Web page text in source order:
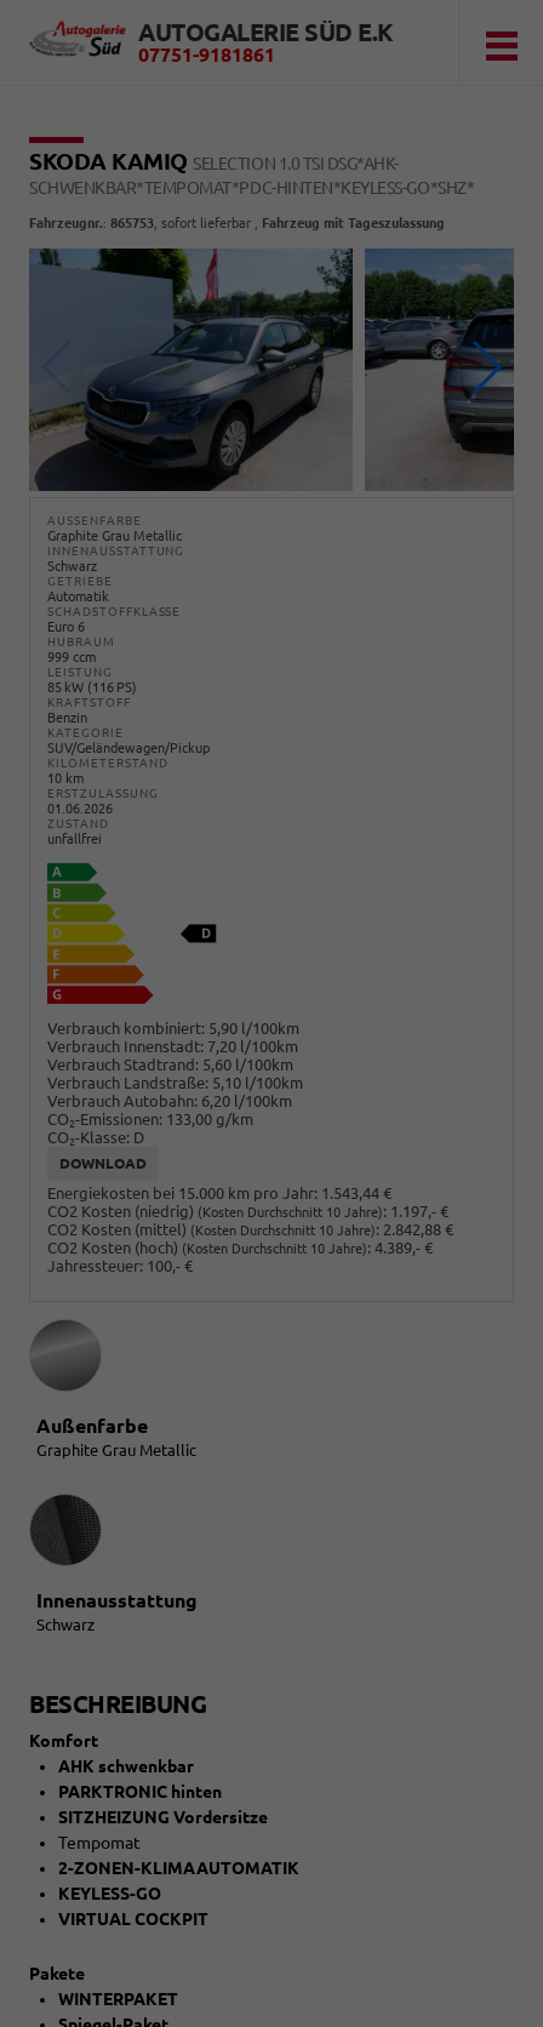
AUTOGALERIE SÜD E.K
07751-9181861
SKODA KAMIQ SELECTION 1.0 TSI DSG*AHK-
SCHWENKBAR*TEMPOMAT*PDC-HINTEN*KEYLESS-GO*SHZ*
Fahrzeugnr.: 865753 sofort lieferbar Fahrzeug mit Tageszulassung
AUSSENFARBE
Graphite Grau Metallic
INNENAUSSTATTUNG
Schwarz
GETRIEBE
Automatik
SCHADSTOFFKLASSE
Euro 6
HUBRAUM
999 ccm
LEISTUNG
85 kW (116 PS)
KRAFTSTOFF
Benzin
KATEGORIE
SUV/Geländewagen/Pickup
KILOMETERSTAND
10 km
ERSTZULASSUNG
01.06.2026
ZUSTAND
unfallfrei
Verbrauch kombiniert: 5,90 l/100km
Verbrauch Innenstadt: 7,20 l/100km
Verbrauch Stadtrand: 5,60 l/100km
Verbrauch Landstraße: 5,10 l/100km
Verbrauch Autobahn: 6,20 l/100km
CO2-Emissionen: 133,00 g/km
CO2-Klasse: D
DOWNLOAD
Energiekosten bei 15.000 km pro Jahr: 1.543,44 €
CO2 Kosten (niedrig) (Kosten Durchschnitt 10 Jahre): 1.197,- €
CO2 Kosten (mittel) (Kosten Durchschnitt 10 Jahre): 2.842,88 €
CO2 Kosten (hoch) (Kosten Durchschnitt 10 Jahre): 4.389,- €
Jahressteuer: 100,- €
Außenfarbe
Graphite Grau Metallic
Innenausstattung
Innenausstattung
Schwarz
BESCHREIBUNG
Komfort
AHK schwenkbar
PARKTRONIC hinten
SITZHEIZUNG Vordersitze
Tempomat
2-ZONEN-KLIMAAUTOMATIK
KEYLESS-GO
VIRTUAL COCKPIT
Pakete
WINTERPAKET